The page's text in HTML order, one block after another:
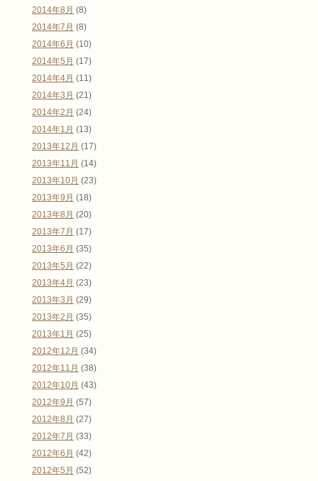
2014年8月 (8)
2014年7月 (8)
2014年6月 (10)
2014年5月 (17)
2014年4月 (11)
2014年3月 (21)
2014年2月 (24)
2014年1月 (13)
2013年12月 (17)
2013年11月 (14)
2013年10月 (23)
2013年9月 (18)
2013年8月 (20)
2013年7月 (17)
2013年6月 (35)
2013年5月 (22)
2013年4月 (23)
2013年3月 (29)
2013年2月 (35)
2013年1月 (25)
2012年12月 (34)
2012年11月 (38)
2012年10月 (43)
2012年9月 (57)
2012年8月 (27)
2012年7月 (33)
2012年6月 (42)
2012年5月 (52)